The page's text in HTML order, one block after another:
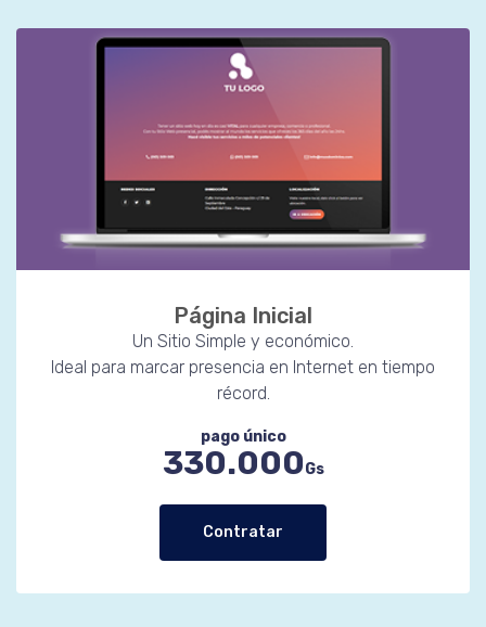
Página Inicial
Un Sitio Simple y económico.
Ideal para marcar presencia en Internet en tiempo
récord.
pago único
330.000Gs
Contratar